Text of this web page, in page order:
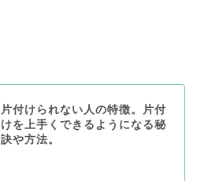
片付けられない人の特徴。片付
けを上手くできるようになる秘
訣や方法。